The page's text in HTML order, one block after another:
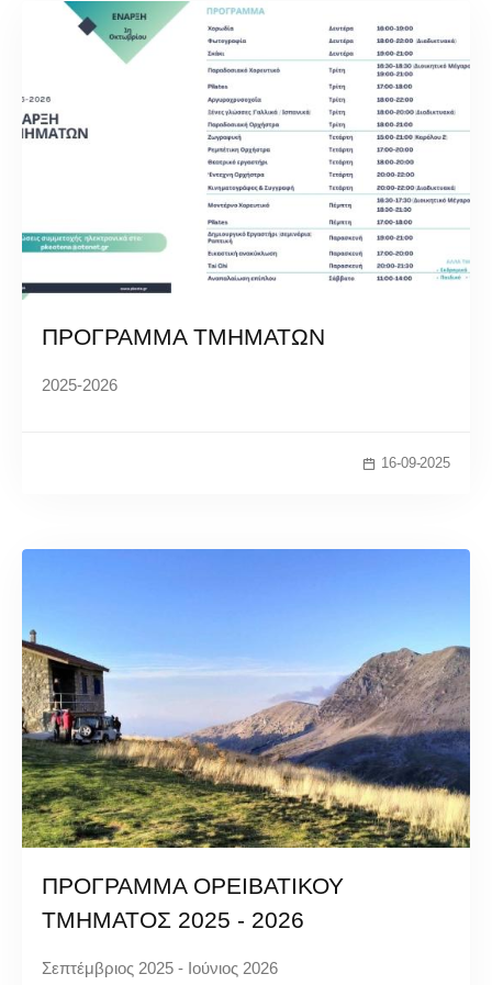
ΠΡΟΓΡΑΜΜΑ ΤΜΗΜΑΤΩΝ
2025-2026
16-09-2025
ΠΡΟΓΡΑΜΜΑ ΟΡΕΙΒΑΤΙΚΟΥ
ΤΜΗΜΑΤΟΣ 2025 - 2026
Σεπτέμβριος 2025 - Ιούνιος 2026